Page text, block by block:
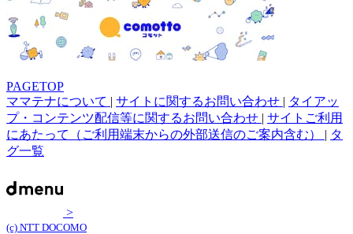
PAGETOP
ママテナについて | サイトに関するお問い合わせ | タイアッ
プ・コンテンツ配信等に関するお問い合わせ | サイトご利用
にあたって（ご利用端末からの外部送信のご案内含む） | タ
グ一覧
>
(c) NTT DOCOMO